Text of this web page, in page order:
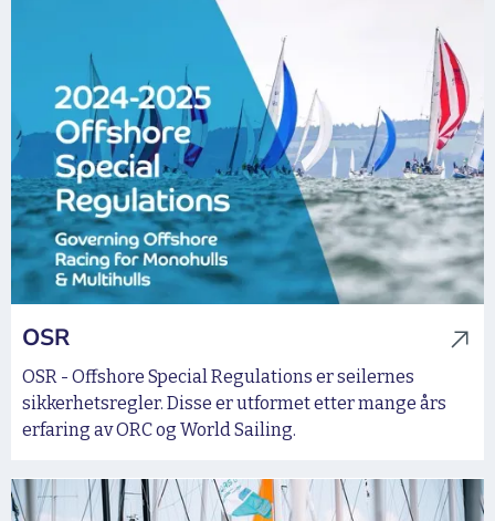
OSR
OSR - Offshore Special Regulations er seilernes
sikkerhetsregler. Disse er utformet etter mange års
erfaring av ORC og World Sailing.